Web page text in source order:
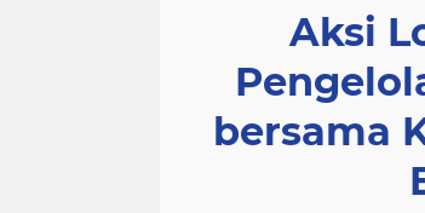
Aksi
bersama